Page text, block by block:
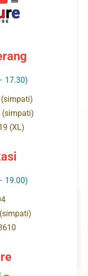
17.30)
(simpati)
(XL)
19.00)